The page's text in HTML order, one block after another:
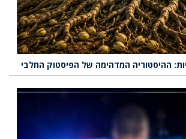
ההיסטוריה המדהימה של הפיסטוק החלבי